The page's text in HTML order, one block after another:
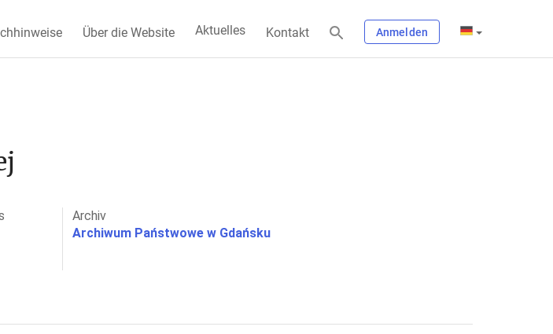
Über die Website Aktuelles Kontakt Anmelden
Archiv
Archiwum Państwowe w Gdańsku